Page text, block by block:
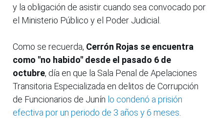
y la obligación de asistir cuando sea convocado por
el Ministerio Público y el Poder Judicial.
Como se recuerda, Cerrón Rojas se encuentra
como "no habido" desde el pasado 6 de
octubre, día en que la Sala Penal de Apelaciones
Transitoria Especializada en delitos de Corrupción
de Funcionarios de Junín lo condenó a prisión
efectiva por un periodo de 3 años y 6 meses.